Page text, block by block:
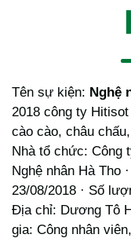
Tên sự kiện: Nghệ
2018 công ty
cào cào, châu
Nhà tổ chức: Công
Nghệ nhân Hà Tho
23/08/2018 · Số
Địa chỉ: Dương Tô
gia: Công nhân